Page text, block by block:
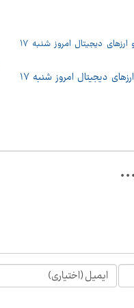
قیمت بیت کوین و ارز‌های دیجیتال امروز شنبه ۱۷